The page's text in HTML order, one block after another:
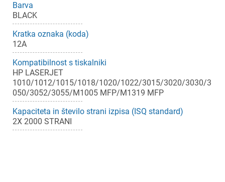
Barva
BLACK
Kratka oznaka (koda)
12A
Kompatibilnost s tiskalniki
HP LASERJET
1010/1012/1015/1018/1020/1022/3015/3020/3030/3
050/3052/3055/M1005 MFP/M1319 MFP
Kapaciteta in število strani izpisa (ISQ standard)
2X 2000 STRANI